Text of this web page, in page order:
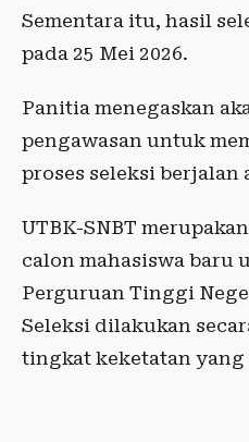
Sementara itu, hasil
pada 25 Mei 2026.
Panitia menegaskan
pengawasan untuk
proses seleksi berjalan
UTBK-SNBT
calon mahasiswa baru
Perguruan Tinggi
Seleksi dilakukan
tingkat keketatan